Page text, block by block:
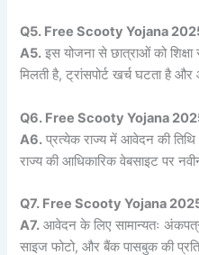
Q5. Free Scooty Yojana
A5. इस योजना से छात्राओं को
मिलती है, ट्रांसपोर्ट खर्च घटता है और
Q6. Free Scooty Yojana
A6. प्रत्येक राज्य में आवेदन की तिथि
राज्य की आधिकारिक वेबसाइट पर
Q7. Free Scooty Yojana
A7. आवेदन के लिए सामान्यतः
साइज फोटो, और बैंक पासबुक की